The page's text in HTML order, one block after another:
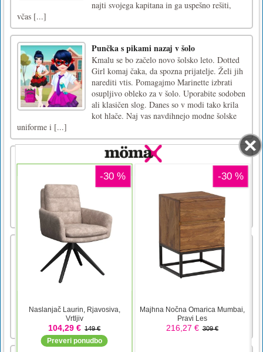
najti svojega kapitana in ga uspešno rešiti,
včas [...]
Punčka s pikami nazaj v šolo
Kmalu se bo začelo novo šolsko leto. Dotted
Girl komaj čaka, da spozna prijatelje. Želi jih
narediti vtis. Pomagajmo Marinette izbrati
osupljivo obleko za v šolo. Uporabite sodoben
ali klasičen slog. Danes so v modi tako krila
kot hlače. Naj vas navdihnejo modne šolske
uniforme i [...]
Lepotica Eli
Ta ljubka mlada dama želi, da ji pomagaš
izstopati v množici v tej osupljivi novi
družinski zabavni igri oblačenja, narejeni za
dekleta, Eli Beauty. Izbirajte med široko
paleto ličil in mode!Miška ali dotik
Kaj bi lahko šlo narobe, če bi med rušenjem
stali okoli nestabilnih stavb? Veliko smrti, to
je tisto. Vsako zgradbo previdno porušite, da
opazovalcev.Ubijte vsako osebo na vsaki
ravni, tako da bombe bombono postavite
strateško na vsako struktur [...]